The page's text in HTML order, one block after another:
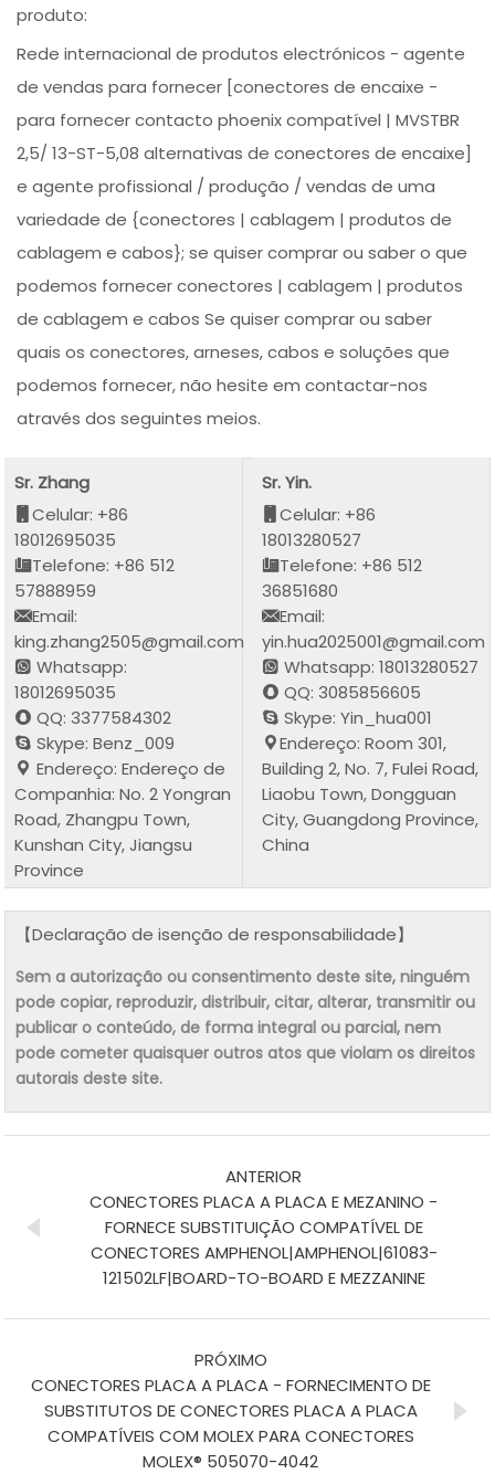
produto:
Rede internacional de produtos electrónicos - agente
de vendas para fornecer [conectores de encaixe -
para fornecer contacto phoenix compatível | MVSTBR
2,5/ 13-ST-5,08 alternativas de conectores de encaixe]
e agente profissional / produção / vendas de uma
variedade de {conectores | cablagem | produtos de
cablagem e cabos}; se quiser comprar ou saber o que
podemos fornecer conectores | cablagem | produtos
de cablagem e cabos Se quiser comprar ou saber
quais os conectores, arneses, cabos e soluções que
podemos fornecer, não hesite em contactar-nos
através dos seguintes meios.
Sr. Zhang
Celular: +86
18012695035
Telefone: +86 512
57888959
Email:
king.zhang2505@gmail.com
Whatsapp:
18012695035
QQ: 3377584302
Skype: Benz_009
Endereço: Endereço de
Companhia: No. 2 Yongran
Road, Zhangpu Town,
Kunshan City, Jiangsu
Province
Sr. Yin.
Celular: +86
18013280527
Telefone: +86 512
36851680
Email:
yin.hua2025001@gmail.com
Whatsapp: 18013280527
QQ: 3085856605
Skype: Yin_hua001
Endereço: Room 301,
Building 2, No. 7, Fulei Road,
Liaobu Town, Dongguan
City, Guangdong Province,
China
【Declaração de isenção de responsabilidade】
Sem a autorização ou consentimento deste site, ninguém
pode copiar, reproduzir, distribuir, citar, alterar, transmitir ou
publicar o conteúdo, de forma integral ou parcial, nem
pode cometer quaisquer outros atos que violam os direitos
autorais deste site.
ANTERIOR
CONECTORES PLACA A PLACA E MEZANINO -
FORNECE SUBSTITUIÇÃO COMPATÍVEL DE
CONECTORES AMPHENOL|AMPHENOL|61083-
121502LF|BOARD-TO-BOARD E MEZZANINE
PRÓXIMO
CONECTORES PLACA A PLACA - FORNECIMENTO DE
SUBSTITUTOS DE CONECTORES PLACA A PLACA
COMPATÍVEIS COM MOLEX PARA CONECTORES
MOLEX® 505070-4042